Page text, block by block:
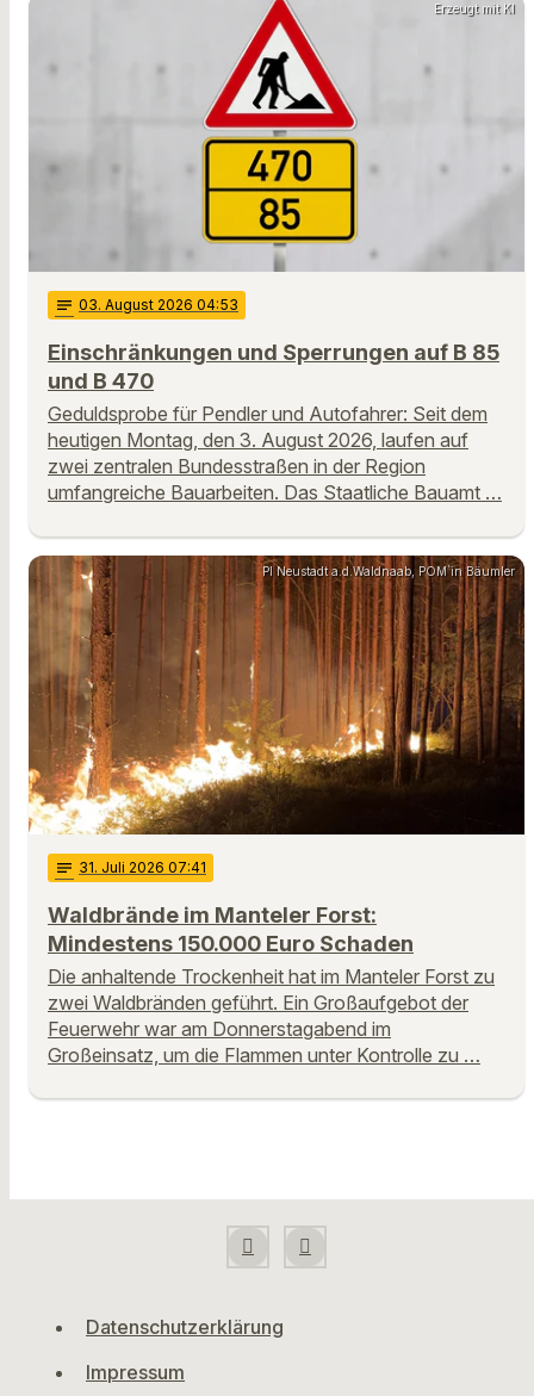
Erzeugt mit KI
notes 03. August 2026 04:53
Einschränkungen und Sperrungen auf B 85
und B 470
Geduldsprobe für Pendler und Autofahrer: Seit dem
heutigen Montag, den 3. August 2026, laufen auf
zwei zentralen Bundesstraßen in der Region
umfangreiche Bauarbeiten. Das Staatliche Bauamt …
PI Neustadt a.d.Waldnaab, POM`in Bäumler
notes 31. Juli 2026 07:41
Waldbrände im Manteler Forst:
Mindestens 150.000 Euro Schaden
Die anhaltende Trockenheit hat im Manteler Forst zu
zwei Waldbränden geführt. Ein Großaufgebot der
Feuerwehr war am Donnerstagabend im
Großeinsatz, um die Flammen unter Kontrolle zu …
Datenschutzerklärung
Impressum